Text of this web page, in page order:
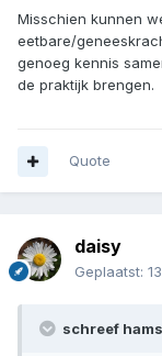
Misschien kunnen
eetbare/
genoeg kennis
de praktijk brengen.
Quote
daisy
Geplaatst:
schreef